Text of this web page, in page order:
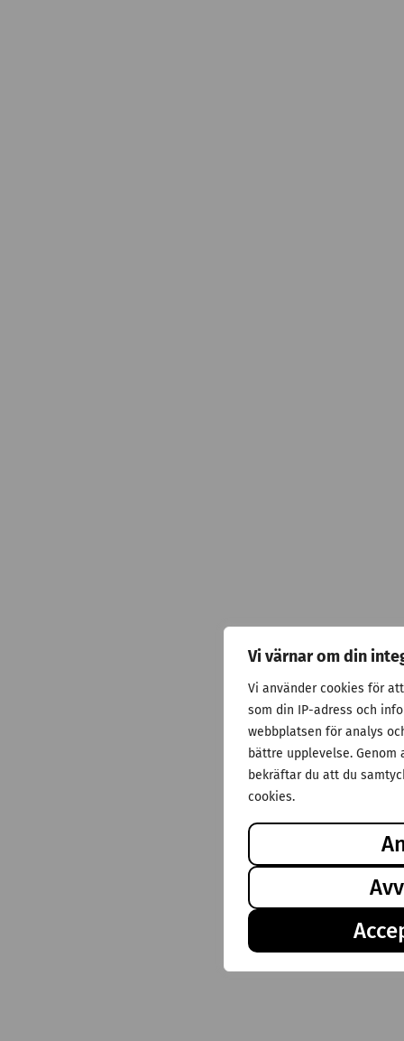
Vi värnar om din
Vi använder cookies för
som din IP-adress och
webbplatsen för analys
bättre upplevelse.
bekräftar du att du
cookies.